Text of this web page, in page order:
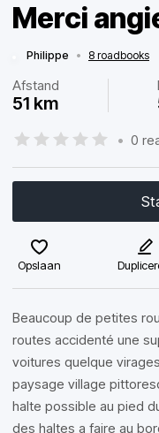
Merci
Philippe • 8 roadbooks
Afstand
51 km
• 0
Opslaan
Beaucoup de petites
routes accidenté une
voitures quelque
paysage village
halte possible au pied
des haltes a faire au